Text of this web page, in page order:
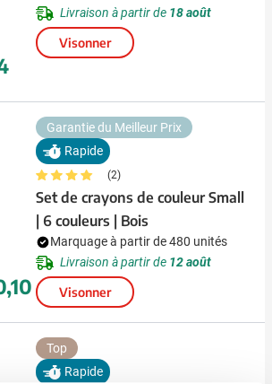
Livraison à partir de 18 août
Visonner
spécial
Garantie du Meilleur Prix
Rapide
(2)
Set de crayons de couleur Small
| 6 couleurs | Bois
Marquage à partir de 480 unités
Livraison à partir de 12 août
Visonner
Top
Rapide